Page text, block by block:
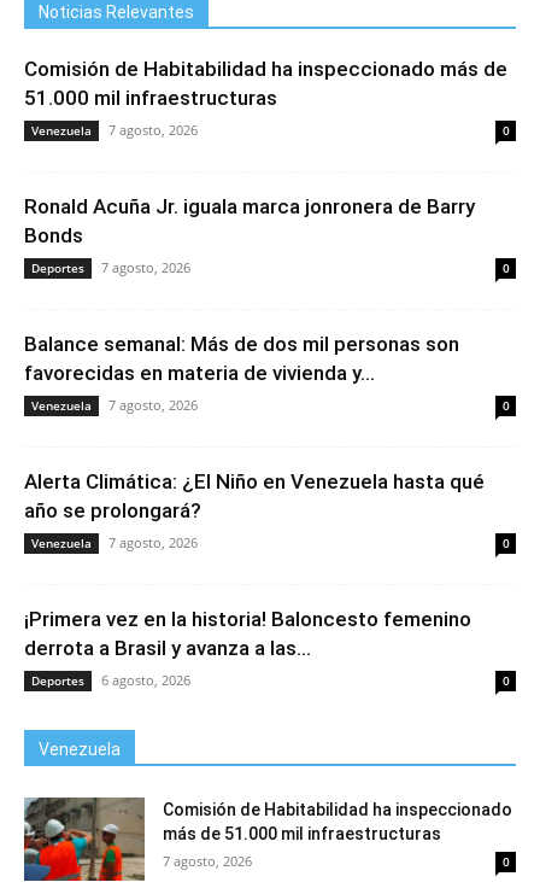
Noticias Relevantes
Comisión de Habitabilidad ha inspeccionado más de
51.000 mil infraestructuras
Venezuela 7 agosto, 2026 0
Ronald Acuña Jr. iguala marca jonronera de Barry
Bonds
Deportes 7 agosto, 2026 0
Balance semanal: Más de dos mil personas son
favorecidas en materia de vivienda y...
Venezuela 7 agosto, 2026 0
Alerta Climática: ¿El Niño en Venezuela hasta qué
año se prolongará?
Venezuela 7 agosto, 2026 0
¡Primera vez en la historia! Baloncesto femenino
derrota a Brasil y avanza a las...
Deportes 6 agosto, 2026 0
Venezuela
Comisión de Habitabilidad ha inspeccionado
más de 51.000 mil infraestructuras
7 agosto, 2026 0